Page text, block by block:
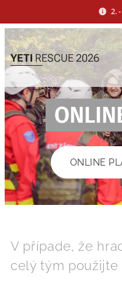
2.
YETI RESCUE 2026
ONLINE
V případe, že
celý tým použijte